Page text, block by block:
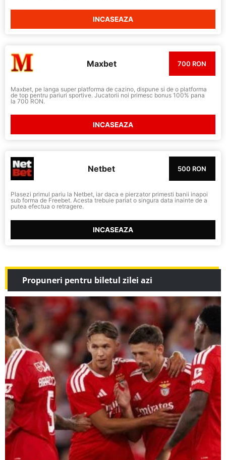
INCASEAZA
Maxbet 700 RON
Maxbet, pe langa super platforma de cazino, dispune si de o platforma
de top pentru pariuri sportive. Jucatorii noi primesc bonus 100% pana
la 700 RON.
INCASEAZA
Netbet 500 RON
Plasezi primul pariu la Netbet, iar daca e pierzator primesti banii inapoi
sub forma de Freebet. Acesta trebuie pariat o singura data inainte de a
putea efectua o retragere.
INCASEAZA
Propuneri pentru biletul zilei azi